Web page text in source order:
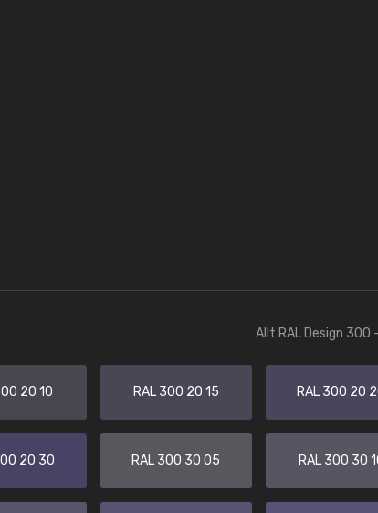
Allt RAL Design 300
20 10 RAL 300 20 15 RAL 300 20
20 30 RAL 300 30 05 RAL 300 30